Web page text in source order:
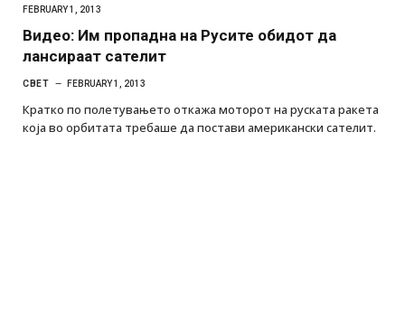
FEBRUARY 1, 2013
Видео: Им пропадна на Русите обидот да
лансираат сателит
СВЕТ FEBRUARY 1, 2013
Кратко по полетувањето откажа моторот на руската ракета
која во орбитата требаше да постави американски сателит.